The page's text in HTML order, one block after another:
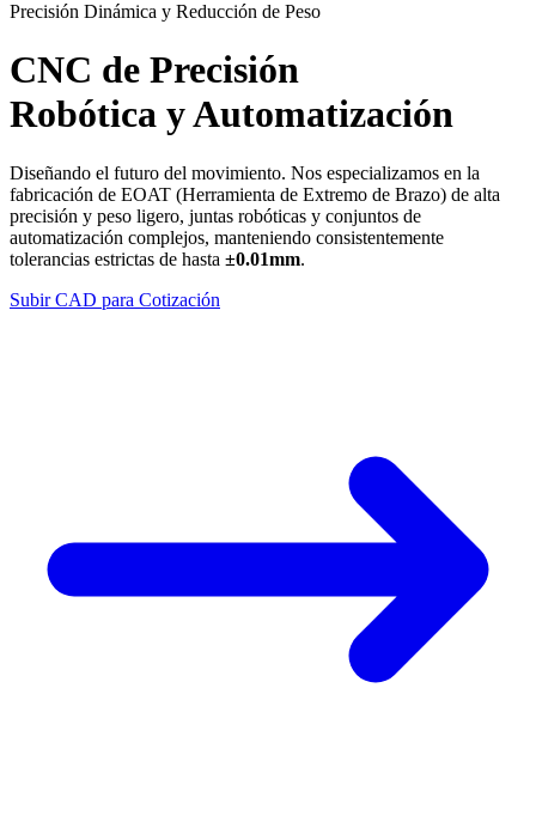
Precisión Dinámica y Reducción de Peso
CNC de Precisión
Robótica y Automatización
Diseñando el futuro del movimiento. Nos especializamos en la
fabricación de EOAT (Herramienta de Extremo de Brazo) de alta
precisión y peso ligero, juntas robóticas y conjuntos de
automatización complejos, manteniendo consistentemente
tolerancias estrictas de hasta ±0.01mm.
Subir CAD para Cotización